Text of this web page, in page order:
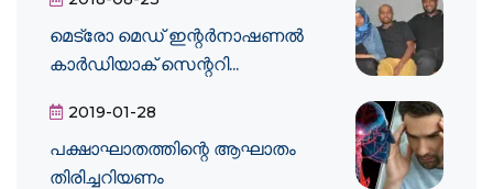
മെട്രോ മെഡ് ഇന്റർനാഷണൽ
കാർഡിയാക് സെന്ററി...
2019-01-28
പക്ഷാഘാതത്തിന്റെ ആഘാതം
തിരിച്ചറിയണം